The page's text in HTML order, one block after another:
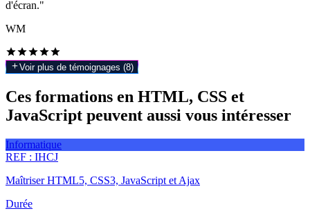
d'écran."
WM
Voir plus de témoignages (8)
Ces formations en HTML, CSS et
JavaScript peuvent aussi vous intéresser
Informatique
REF : IHCJ
Maîtriser HTML5, CSS3, JavaScript et Ajax
Durée